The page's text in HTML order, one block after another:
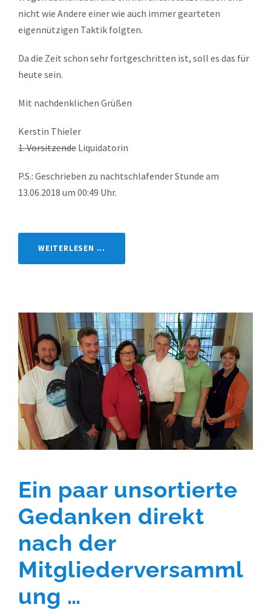
nicht wie Andere einer wie auch immer gearteten
eigennützigen Taktik folgten.
Da die Zeit schon sehr fortgeschritten ist, soll es das für
heute sein.
Mit nachdenklichen Grüßen
Kerstin Thieler
1. Vorsitzende Liquidatorin
P.S.: Geschrieben zu nachtschlafender Stunde am
13.06.2018 um 00:49 Uhr.
WEITERLESEN ...
Ein paar unsortierte
Gedanken direkt
nach der
Mitgliederversamml
ung …